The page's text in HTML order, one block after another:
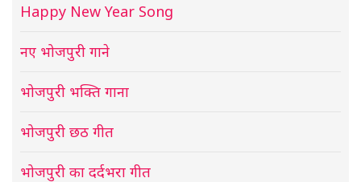
Happy New Year Song
नए भोजपुरी गाने
भोजपुरी भक्ति गाना
भोजपुरी छठ गीत
भोजपुरी का दर्दभरा गीत